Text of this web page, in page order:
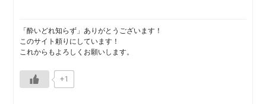
「酔いどれ知らず」ありがとうございます！
このサイト頼りにしています！
これからもよろしくお願いします。
+1